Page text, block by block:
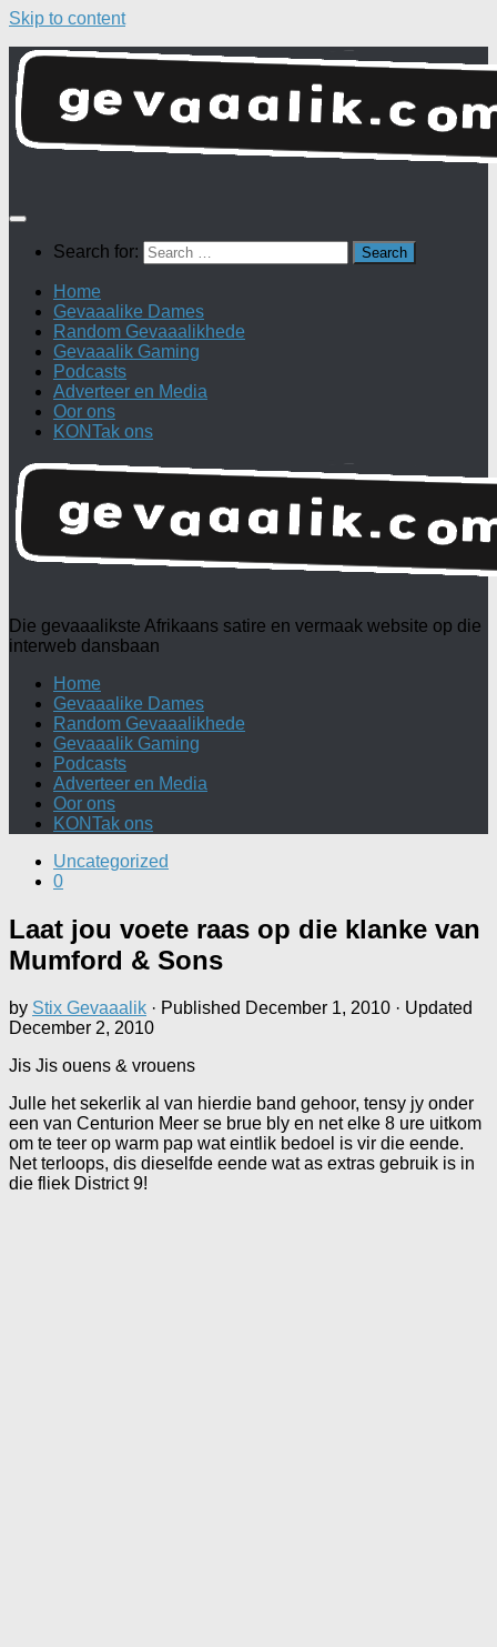
Skip to content
Search for:
Home
Gevaaalike Dames
Random Gevaaalikhede
Gevaaalik Gaming
Podcasts
Adverteer en Media
Oor ons
KONTak ons
Die gevaaalikste Afrikaans satire en vermaak website op die
interweb dansbaan
Home
Gevaaalike Dames
Random Gevaaalikhede
Gevaaalik Gaming
Podcasts
Adverteer en Media
Oor ons
KONTak ons
Uncategorized
0
Laat jou voete raas op die klanke van
Mumford & Sons
by Stix Gevaaalik · Published December 1, 2010 · Updated
December 2, 2010
Jis Jis ouens & vrouens
Julle het sekerlik al van hierdie band gehoor, tensy jy onder
een van Centurion Meer se brue bly en net elke 8 ure uitkom
om te teer op warm pap wat eintlik bedoel is vir die eende.
Net terloops, dis dieselfde eende wat as extras gebruik is in
die fliek District 9!